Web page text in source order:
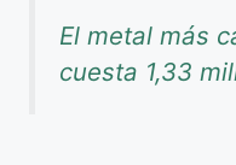
El metal más
cuesta 1,33